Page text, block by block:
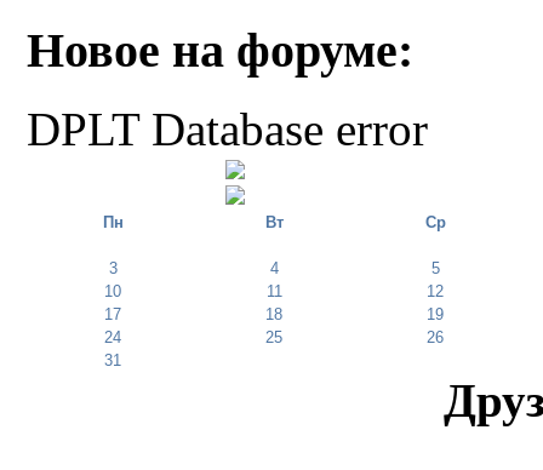
Новое на форуме:
DPLT Database error
Пн Вт Ср
3 4
5
10
11
12
17
18
19
24
25
26
31